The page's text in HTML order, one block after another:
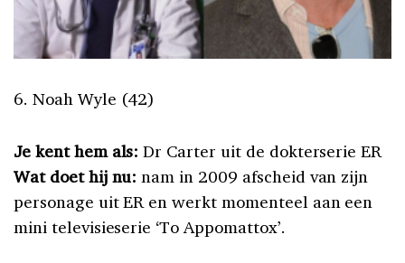
6. Noah Wyle (42)
Je kent hem als: Dr Carter uit de dokterserie ER
Wat doet hij nu: nam in 2009 afscheid van zijn
personage uit ER en werkt momenteel aan een
mini televisieserie ‘To Appomattox’.